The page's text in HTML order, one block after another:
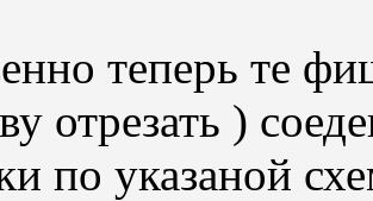
теперь те
отрезать )
по указаной